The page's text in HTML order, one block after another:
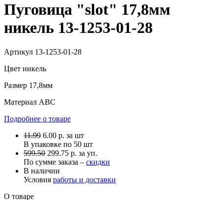
Пуговица "slot" 17,8мм
никель 13-1253-01-28
Артикул 13-1253-01-28
Цвет никель
Размер 17,8мм
Материал АВС
Подробнее о товаре
11.99 6.00 р. за шт
В упаковке по 50 шт
599.50 299.75 р. за уп.
По сумме заказа – скидки
В наличии
Условия работы и доставки
О товаре